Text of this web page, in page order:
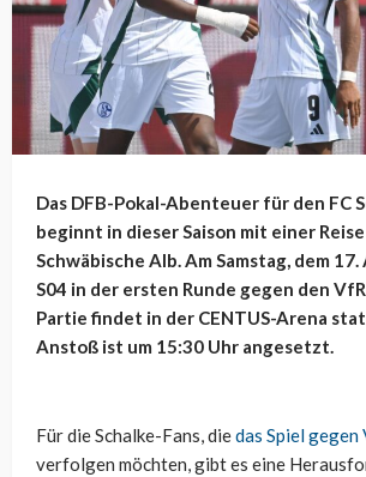
Das DFB-Pokal-Abenteuer für den FC
beginnt in dieser Saison mit einer
Schwäbische Alb. Am Samstag, dem
S04 in der ersten Runde gegen den
Partie findet in der CENTUS-Arena
Anstoß ist um 15:30 Uhr angesetzt.
Für die Schalke-Fans, diedas Spiel gegen
verfolgen möchten, gibt es eine